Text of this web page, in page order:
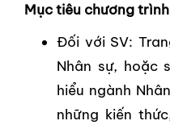
Mục tiêu chương
Đối với SV:
Nhân sự, hoặc
hiểu ngành
những kiến